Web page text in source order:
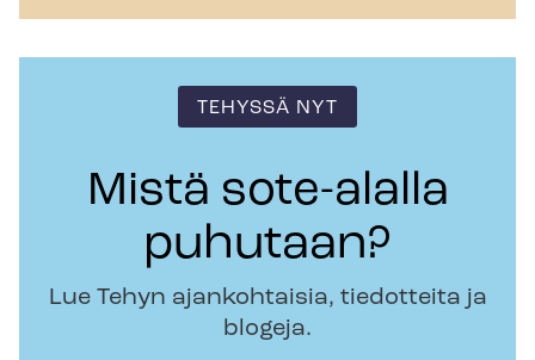
TEHYSSÄ NYT
Mistä sote-alalla
puhutaan?
Lue Tehyn ajankohtaisia, tiedotteita ja
blogeja.